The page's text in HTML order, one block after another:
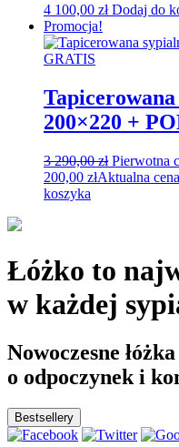
4 100,00 zł Dodaj do
Promocja!
200×220 +
3 290,00zł Pierwotna
200,00 złAktualna
koszyka
Łóżko to
w każdej
Nowoczesne
o odpoczynek i
Bestsellery